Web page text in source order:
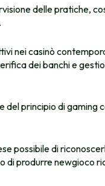
delle pratiche,
nei casinò
dei banchi e
principio di gaming
possibile di
di produrre newgioco